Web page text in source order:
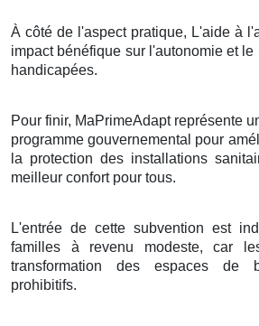
À côté de l'aspect pratique, L'aide à
impact bénéfique sur l'autonomie et
handicapées.
Pour finir, MaPrimeAdapt représente
programme gouvernemental pour
la protection des installations
meilleur confort pour tous.
L'entrée de cette subvention est
familles à revenu modeste, car
transformation des espaces de
prohibitifs.